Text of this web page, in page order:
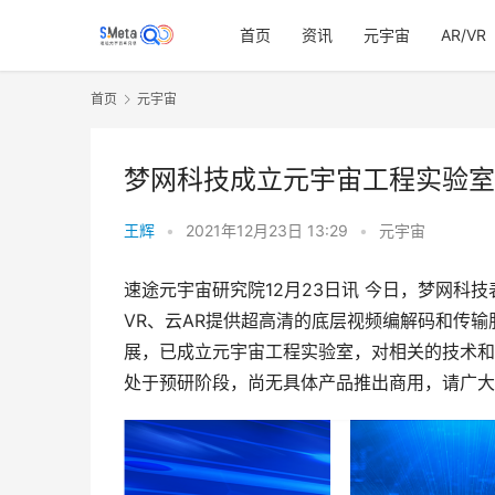
首页 资讯 元宇宙 AR/VR
首页 元宇宙
梦网科技成立元宇宙工程实验
王辉 • 2021年12月23日 13:29 • 元宇宙
速途元宇宙研究院12月23日讯 今日，梦网科
VR、云AR提供超高清的底层视频编解码和传
展，已成立元宇宙工程实验室，对相关的技术
处于预研阶段，尚无具体产品推出商用，请广